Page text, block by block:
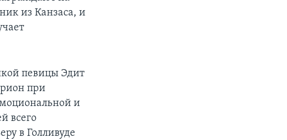
из Канзаса, и
певицы Эдит
при
и
всего
в Голливуде